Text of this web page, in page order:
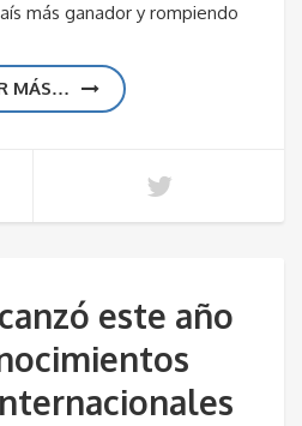
más ganador y rompiendo
MÁS…
este año